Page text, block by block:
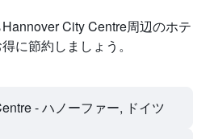
City Centre周辺のホテ
に節約しましょう。
- ハノーファー, ドイツ